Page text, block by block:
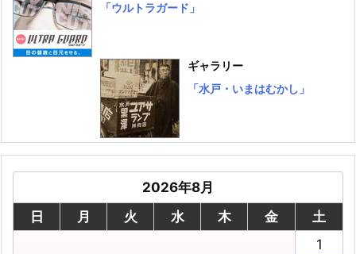
「ウルトラガード」
ギャラリー
「水戸・いまはむかし」
2026年8月
日
月 火 水 木 金
土
1